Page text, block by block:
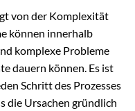
von der Komplexität
können innerhalb
komplexe Probleme
dauern können. Es ist
Schritt des Prozesses
die Ursachen gründlich